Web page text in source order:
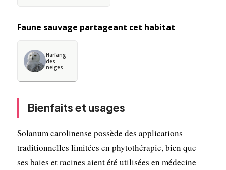
Faune sauvage partageant cet habitat
Harfang
des
neiges
Bienfaits et usages
Solanum carolinense possède des applications
traditionnelles limitées en phytothérapie, bien que
ses baies et racines aient été utilisées en médecine